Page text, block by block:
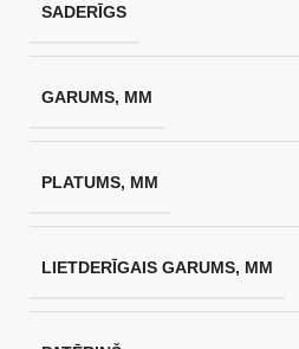
SADERĪGS
GARUMS, MM
PLATUMS, MM
LIETDERĪGAIS GARUMS, MM